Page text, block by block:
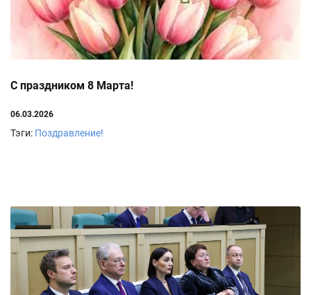
С праздником 8 Марта!
06.03.2026
Тэги: Поздравление!